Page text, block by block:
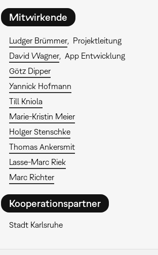
Mitwirkende
Ludger Brümmer
Projektleitung
David Wagner
App Entwicklung
Götz Dipper
Yannick Hofmann
Till Kniola
Marie-Kristin Meier
Holger Stenschke
Thomas Ankersmit
Lasse-Marc Riek
Marc Richter
Kooperationspartner
Stadt Karlsruhe